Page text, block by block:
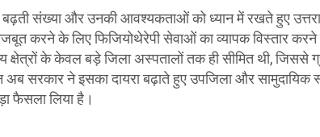
बढ़ती संख्या और उनकी आवश्यकताओं को ध्यान में रखते हुए
करने के लिए फिजियोथेरेपी सेवाओं का व्यापक विस्तार
क्षेत्रों के केवल बड़े जिला अस्पतालों तक ही सीमित थी, जिससे
अब सरकार ने इसका दायरा बढ़ाते हुए उपजिला और सामुदायिक
फैसला लिया है।